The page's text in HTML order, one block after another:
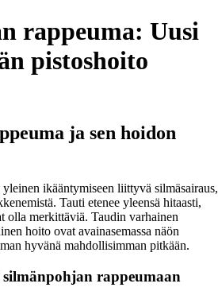
rappeuma: Uusi
pistoshoito
ja sen hoidon
ikääntymiseen liittyvä silmäsairaus,
Tauti etenee yleensä hitaasti,
olla merkittäviä. Taudin varhainen
hoito ovat avainasemassa näön
hyvänä mahdollisimman pitkään.
rappeumaan